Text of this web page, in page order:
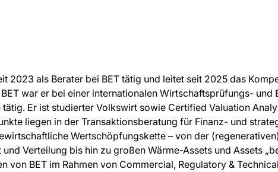
2023 als Berater bei BET tätig und leitet seit 2025 das
war er bei einer internationalen Wirtschaftsprüfungs- und
Er ist studierter Volkswirt sowie Certified Valuation
liegen in der Transaktionsberatung für Finanz- und
Wertschöpfungskette – von der
Verteilung bis hin zu großen Wärme-Assets und Assets
von BET im Rahmen von Commercial, Regulatory &